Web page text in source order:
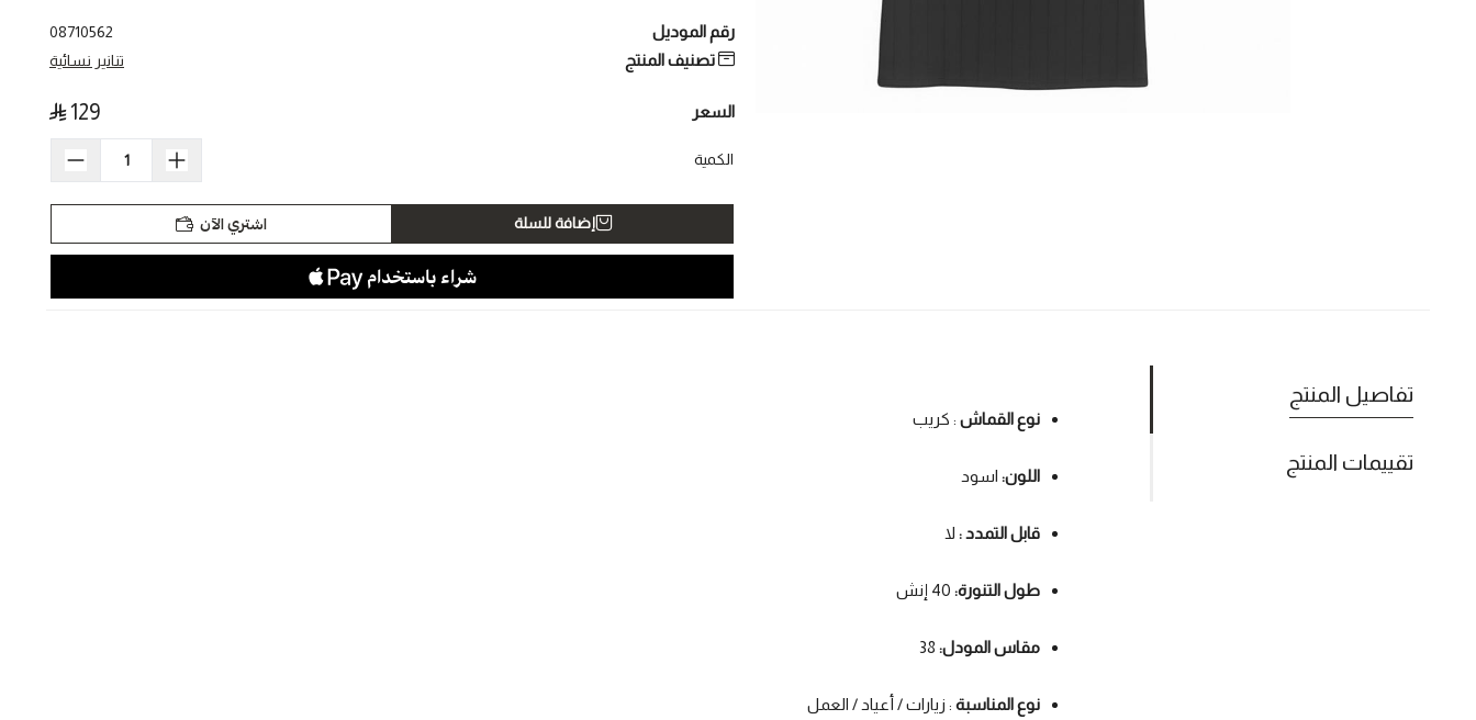
رقم الموديل 08710562
تصنيف المنتج تنانير نسائية
السعر 129
الكمية
إضافة للسلة اشتري الآن
تفاصيل المنتج
تقييمات المنتج
نوع القماش : كريب
اللون: اسود
قابل التمدد : لا
طول التنورة: 40 إنش
مقاس المودل: 38
نوع المناسبة : زيارات / أعياد / العمل